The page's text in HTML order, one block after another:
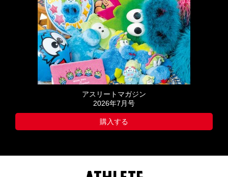
アスリートマガジン
2026年7月号
購入する